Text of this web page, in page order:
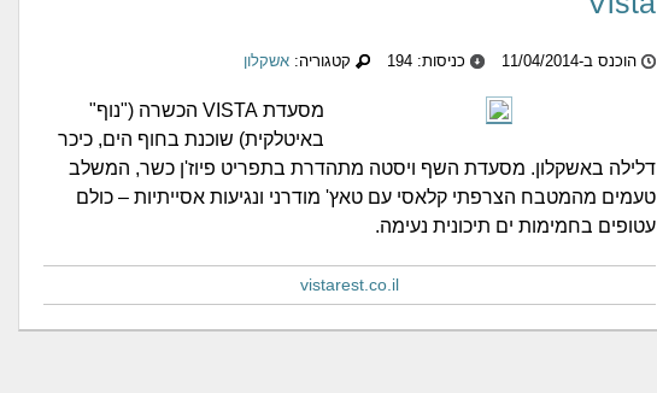
הוכנס ב-11/04/2014 כניסות: 194 קטגוריה: אשקלון
מסעדת VISTA הכשרה ("נוף"
באיטלקית) שוכנת בחוף הים, כיכר
דלילה באשקלון. מסעדת השף ויסטה מתהדרת בתפריט פיוז'ן כשר, המשלב
טעמים מהמטבח הצרפתי קלאסי עם טאץ' מודרני ונגיעות אסייתיות – כולם
עטופים בחמימות ים תיכונית נעימה.
vistarest.co.il